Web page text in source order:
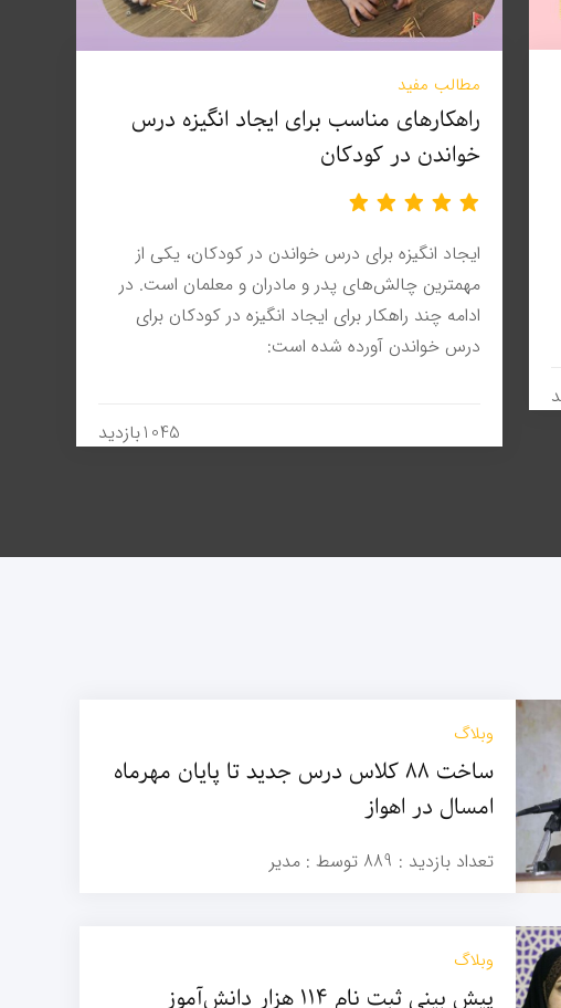
مطالب مفید
راهکارهای مناسب برای ایجاد انگیزه درس
خواندن در کودکان
ایجاد انگیزه برای درس خواندن در کودکان، یکی از
مهمترین چالش‌های پدر و مادران و معلمان است. در
ادامه چند راهکار برای ایجاد انگیزه در کودکان برای
درس خواندن آورده شده است:
1045بازدید
وبلاگ
ساخت ۸۸ کلاس درس جدید تا پایان مهرماه
امسال در اهواز
تعداد بازدید : 889 توسط : مدیر
وبلاگ
پیش بینی ثبت نام ۱۱۴ هزار دانش‌آموز